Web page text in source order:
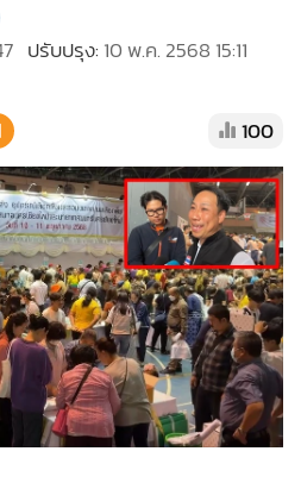
ปรับปรุง: 10 พ.ค. 2568 15:11
100